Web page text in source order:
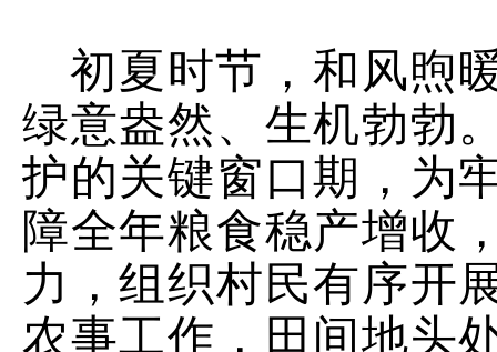
初夏时节，和风煦
绿意盎然、生机勃勃
护的关键窗口期，为
障全年粮食稳产增收
力，组织村民有序开
农事工作，田间地头